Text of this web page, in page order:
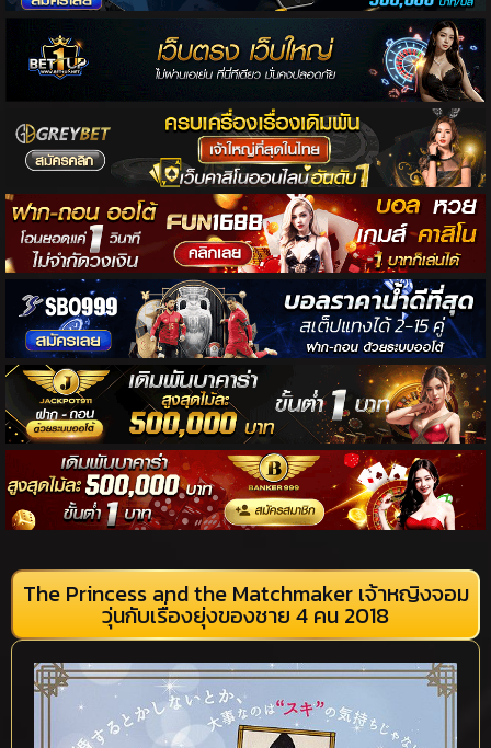
The Princess and the Matchmaker เจ้าหญิงจอม
วุ่นกับเรื่องยุ่งของชาย 4 คน 2018